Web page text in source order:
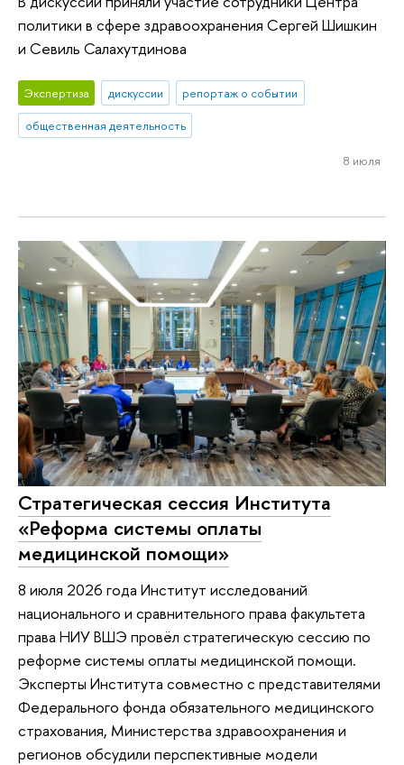
политики в сфере здравоохранения Сергей Шишкин
и Севиль Салахутдинова
Экспертиза дискуссии
репортаж о событии
общественная деятельность
8 июля
Стратегическая сессия Института
«Реформа системы оплаты
медицинской помощи»
8 июля 2026 года Институт исследований
национального и сравнительного права факультета
права НИУ ВШЭ провёл стратегическую сессию по
реформе системы оплаты медицинской помощи.
Эксперты Института совместно с представителями
Федерального фонда обязательного медицинского
страхования, Министерства здравоохранения и
регионов обсудили перспективные модели